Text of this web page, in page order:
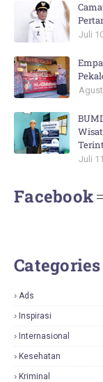
Juli
Juli
Facebook
Categories
Ads
Inspirasi
Internasional
Kesehatan
Kriminal